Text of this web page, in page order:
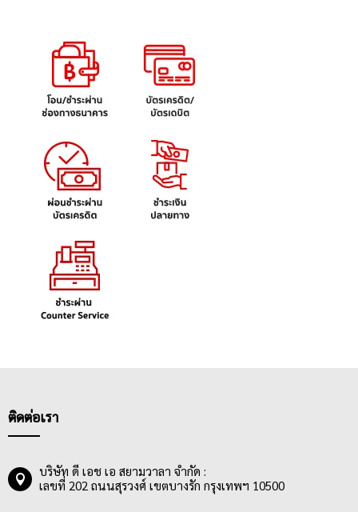
ติดต่อเรา
บริษัท ดี เอช เอ สยามวาลา จำกัด :
เลขที่ 202 ถนนสุรวงศ์ เขตบางรัก กรุงเทพฯ 10500